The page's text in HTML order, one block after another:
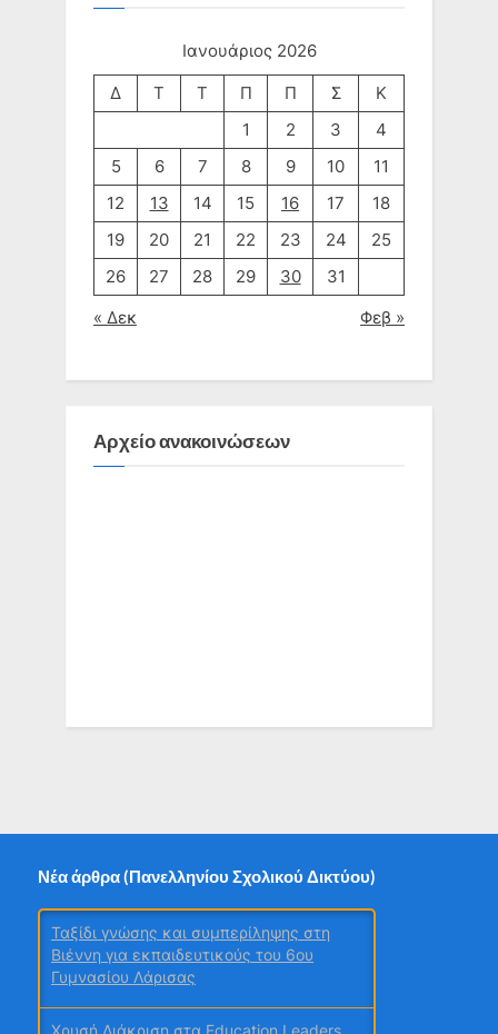
Ιανουάριος 2026
Δ
Τ Τ Π Π Σ
Κ
1
2 3
4
5
6 7 8 9 10
11
12
13 14 15 16 17
18
19
20 21 22 23 24
25
26
27 28 29 30
31
« Δεκ
Φεβ »
Αρχείο ανακοινώσεων
Βιέννη για εκπαιδευτικούς του 6ου
Χρυσή Διάκριση στα Education Leaders
Awards 2026 για Σχολεία της Πέλλας
Συμμετοχή εκπαιδευτικών του σχολείου